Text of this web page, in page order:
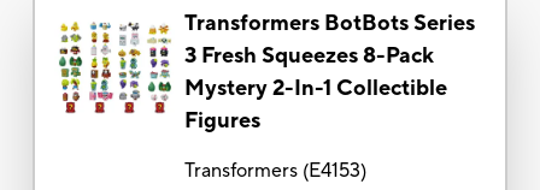
Transformers BotBots Series
3 Fresh Squeezes 8-Pack
Mystery 2-In-1 Collectible
Figures
Transformers(E4153)